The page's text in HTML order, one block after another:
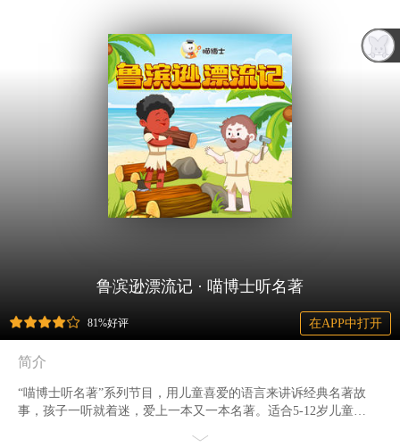
鲁滨逊漂流记 · 喵博士听名著
81%好评 在APP中打开
简介
“喵博士听名著”系列节目，用儿童喜爱的语言来讲诉经典名著故
事，孩子一听就着迷，爱上一本又一本名著。适合5-12岁儿童。